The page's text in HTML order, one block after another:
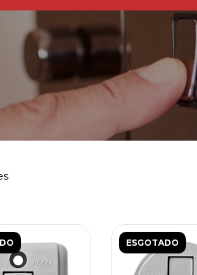
ESGOTADO